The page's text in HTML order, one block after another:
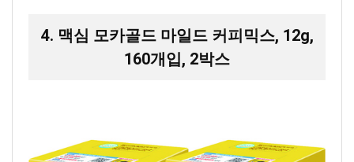
4. 맥심 모카골드 마일드 커피믹스, 12g,
160개입, 2박스